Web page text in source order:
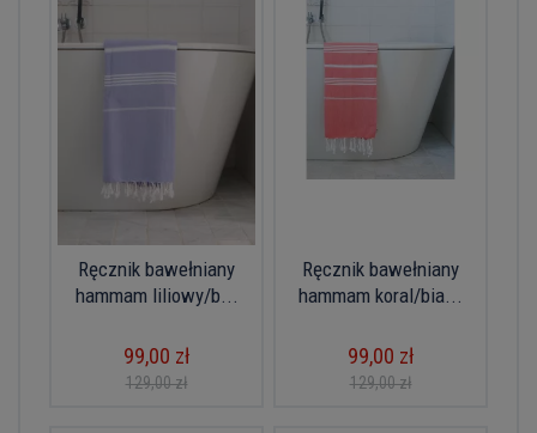
Ręcznik bawełniany
hammam liliowy/b...
99,00 zł
129,00 zł
Ręcznik bawełniany
hammam koral/bia...
99,00 zł
129,00 zł